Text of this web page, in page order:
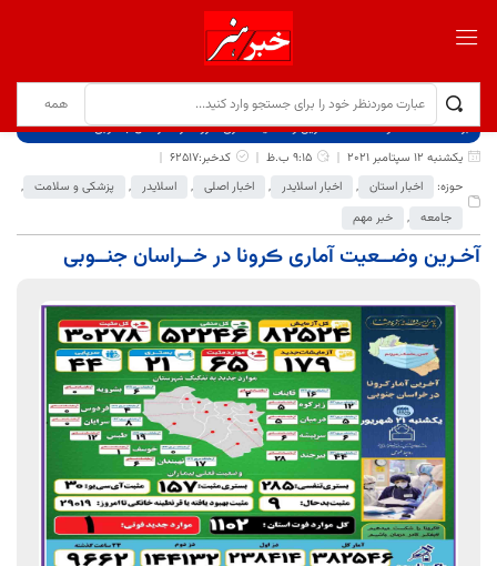
برگ نخست نوشته‌ها
آخـرین وضــعیت آماری ڪرونا در خــراسان جنــوبی
یکشنبه 12 سپتامبر 2021
9:15 ب.ظ
کدخبر:62517
حوزه:
اخبار استان , اخبار اسلایدر , اخبار اصلی , اسلایدر , پزشکی و سلامت ,
جامعه , خبر مهم
آخـرین وضــعیت آماری ڪرونا در خــراسان جنــوبی